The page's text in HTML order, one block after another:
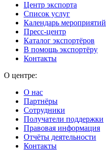
Центр экспорта
Список услуг
Календарь мероприятий
Пресс-центр
Каталог экспортёров
В помощь экспортёру
Контакты
О центре:
О нас
Партнёры
Сотрудники
Получатели поддержки
Правовая информация
Отчёты деятельности
Контакты